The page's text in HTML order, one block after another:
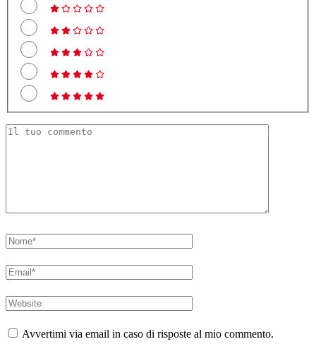
Avvertimi via email in caso di risposte al mio commento.